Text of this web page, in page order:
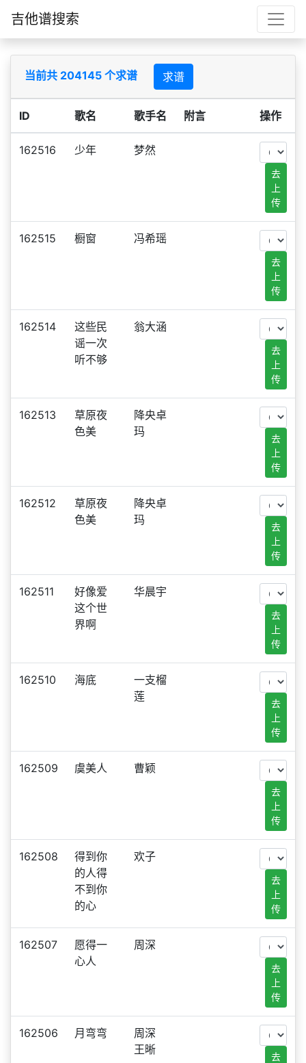
吉他谱搜索
当前共 204145 个求谱 求谱
ID 歌名 歌手名 附言 操作
162516 少年 梦然
去
上
传
162515 橱窗 冯希瑶
去
上
传
162514
这些民
谣一次
听不够
翁大涵
去
上
传
162513
草原夜
色美
降央卓
玛
去
上
传
162512
草原夜
色美
降央卓
玛
去
上
传
162511
好像爱
这个世
界啊
华晨宇
去
上
传
162510 海底
一支榴
莲
去
上
传
162509 虞美人 曹颖
去
上
传
162508
得到你
的人得
不到你
的心
欢子
去
上
传
162507
愿得一
心人
周深
去
上
传
162506 月弯弯
周深
王晰
去